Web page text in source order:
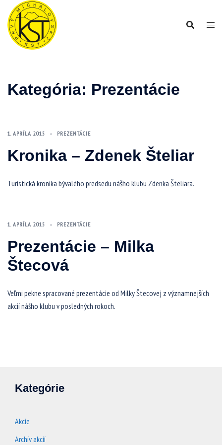
Preskočiť
obsah
Kategória: Prezentácie
1. APRÍLA 2015 PREZENTÁCIE
Kronika – Zdenek Šteliar
Turistická kronika bývalého predsedu nášho klubu Zdenka Šteliara.
1. APRÍLA 2015 PREZENTÁCIE
Prezentácie – Milka
Štecová
Veľmi pekne spracované prezentácie od Milky Štecovej z významnejších
akcií nášho klubu v posledných rokoch.
Kategórie
Akcie
Archív akcií